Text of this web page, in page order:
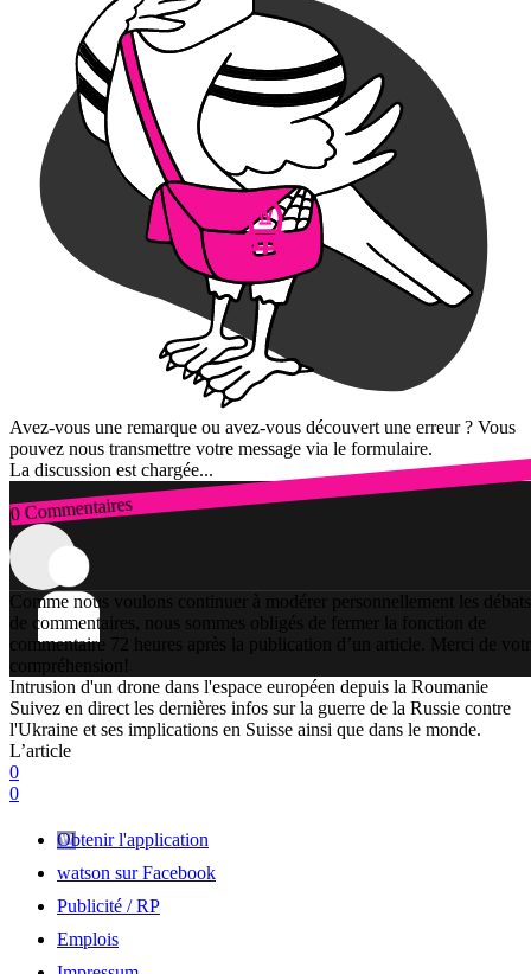
Avez-vous une remarque ou avez-vous découvert une erreur ? Vous
pouvez nous transmettre votre message via le formulaire.
La discussion est chargée...
0 Commentaires
Connexion
Comme nous voulons continuer à modérer personnellement les débats
de commentaires, nous sommes obligés de fermer la fonction de
commentaire 72 heures après la publication d’un article. Merci de
compréhension!
Intrusion d'un drone dans l'espace européen depuis la Roumanie
Suivez en direct les dernières infos sur la guerre de la Russie contre
l'Ukraine et ses implications en Suisse ainsi que dans le monde.
L’article
0
0
Obtenir l'application
watson sur Facebook
Publicité / RP
Emplois